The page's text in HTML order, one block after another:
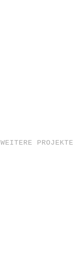
WEITERE PROJEKTE